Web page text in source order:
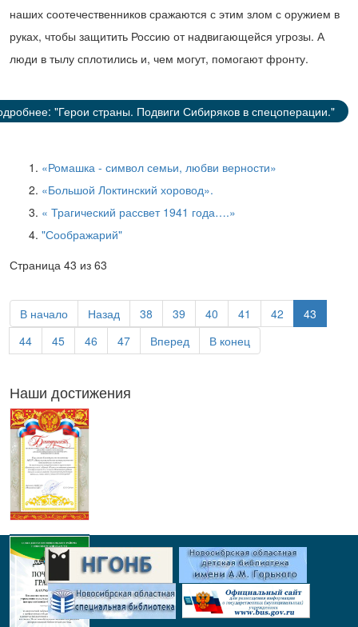
наших соотечественников сражаются с этим злом с оружием в
руках, чтобы защитить Россию от надвигающейся угрозы. А
люди в тылу сплотились и, чем могут, помогают фронту.
"Герои страны. Подвиги Сибиряков в спецоперации."
«Ромашка - символ семьи, любви верности»
«Большой Локтинский хоровод».
« Трагический рассвет 1941 года….»
"Соображарий"
Страница 43 из 63
В начало Назад 38 39 40 41 42
43
44
45 46 47 Вперед В конец
Наши достижения